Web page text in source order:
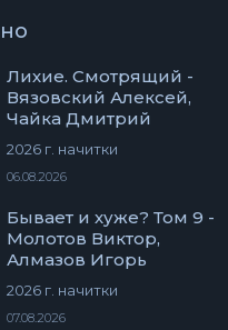
Лихие. Смотрящий -
Вязовский Алексей,
Чайка Дмитрий
2026 г. начитки
06.08.2026
Бывает и хуже? Том 9 -
Молотов Виктор,
Алмазов Игорь
2026 г. начитки
07.08.2026